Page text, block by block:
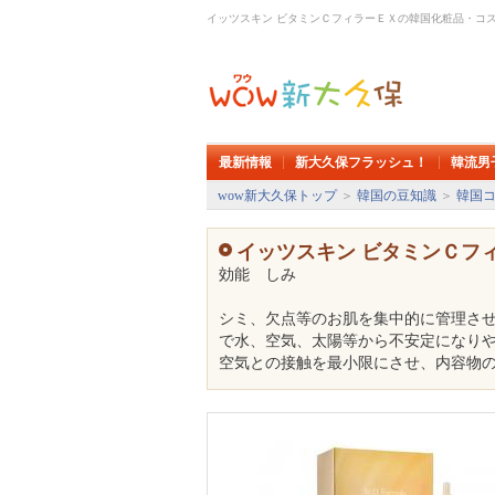
イッツスキン ビタミンＣフィラーＥＸの韓国化粧品・コ
最新情報 新大久保フラッシュ！ 韓流男
wow新大久保トップ＞ 韓国の豆知識 ＞ 韓国
イッツスキン ビタミンＣフ
効能 しみ
シミ、欠点等のお肌を集中的に管理さ
で水、空気、太陽等から不安定になり
空気との接触を最小限にさせ、内容物